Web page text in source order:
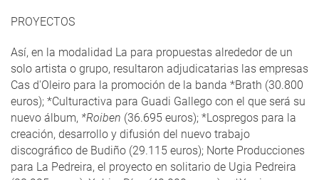
PROYECTOS
Así, en la modalidad La para propuestas alrededor de un
solo artista o grupo, resultaron adjudicatarias las empresas
Cas d'Oleiro para la promoción de la banda *Brath (30.800
euros); *Culturactiva para Guadi Gallego con el que será su
nuevo álbum, *Roiben (36.695 euros); *Lospregos para la
creación, desarrollo y difusión del nuevo trabajo
discográfico de Budiño (29.115 euros); Norte Producciones
para La Pedreira, el proyecto en solitario de Ugia Pedreira